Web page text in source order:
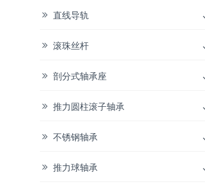
直线导轨
滚珠丝杆
剖分式轴承座
推力圆柱滚子轴承
不锈钢轴承
推力球轴承